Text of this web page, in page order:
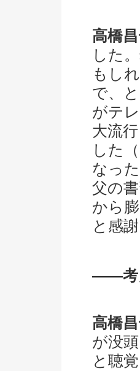
高橋
した
もし
で、
がテ
大流
した
なっ
父の
から
と感
――考
高橋
が没
と聴